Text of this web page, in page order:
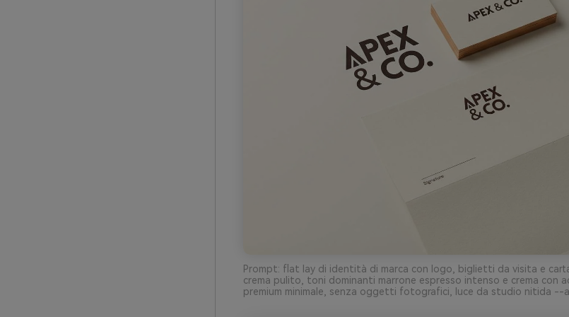
Prompt: flat lay di identità di marca con logo, biglietti da visita e
crema pulito, toni dominanti marrone espresso intenso e crema con
premium minimale, senza oggetti fotografici, luce da studio nitida --